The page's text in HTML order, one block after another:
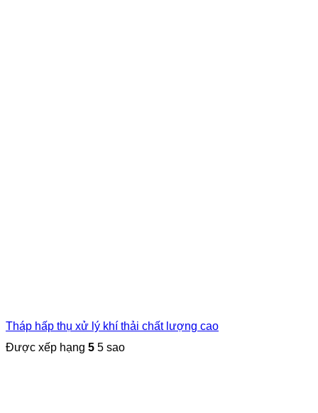
Tháp hấp thụ xử lý khí thải chất lượng cao
Được xếp hạng 5 5 sao